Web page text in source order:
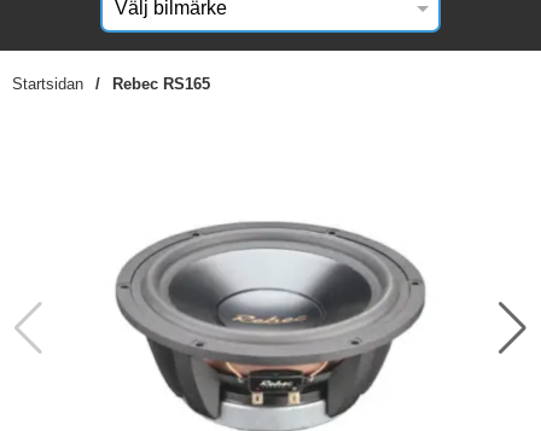
Startsidan Rebec RS165